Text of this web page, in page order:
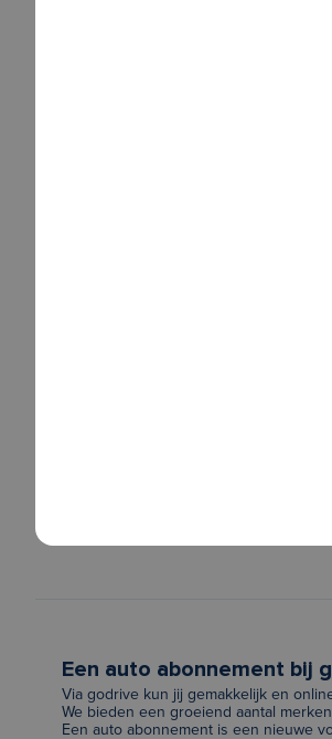
Een auto abonnement bij
Via godrive kun jij gemakkelijk en
We bieden een groeiend aantal
Een auto abonnement is een nieuwe